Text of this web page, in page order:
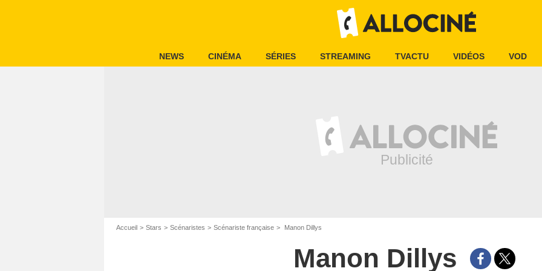
NEWS CINÉMA SÉRIES STREAMING TVACTU VIDÉOS VOD
Accueil Stars Scénaristes Scénariste française Manon Dillys
Manon Dillys